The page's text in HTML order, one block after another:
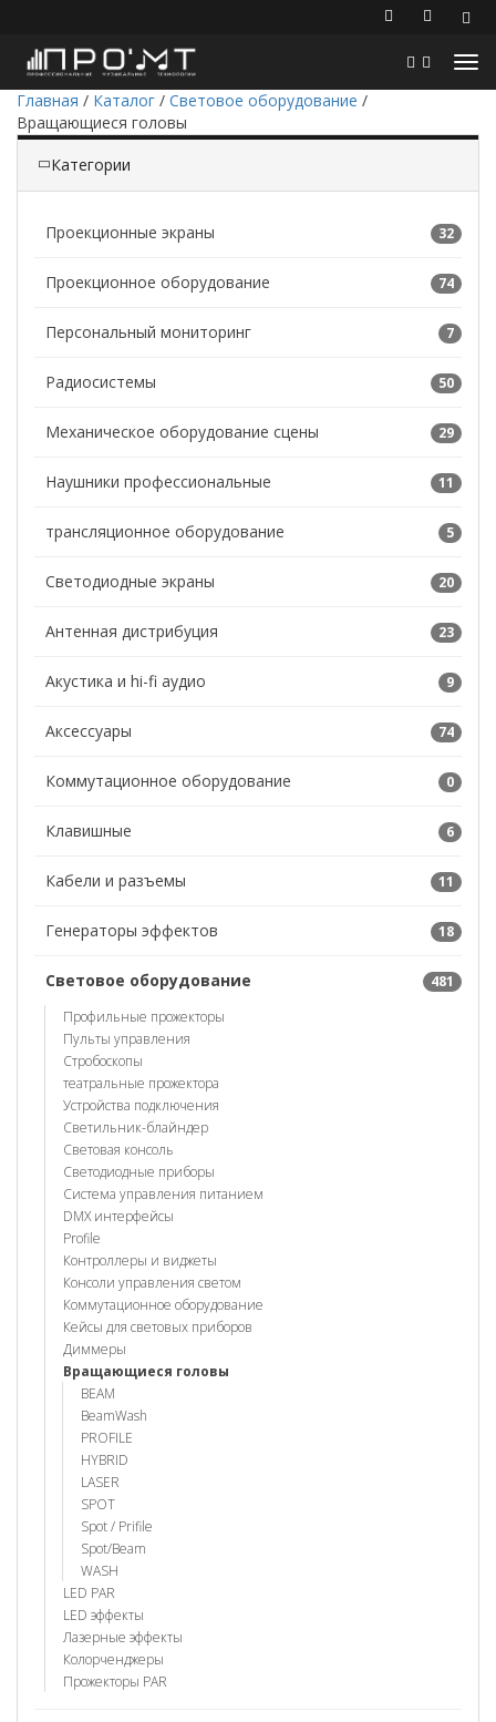
Главная / Каталог / Световое оборудование /
Вращающиеся головы
Категории
Проекционные экраны 32
Проекционное оборудование 74
Персональный мониторинг 7
Радиосистемы 50
Механическое оборудование сцены 29
Наушники профессиональные 11
трансляционное оборудование 5
Светодиодные экраны 20
Антенная дистрибуция 23
Акустика и hi-fi аудио 9
Аксессуары 74
Коммутационное оборудование 0
Клавишные 6
Кабели и разъемы 11
Генераторы эффектов 18
Световое оборудование
481
Профильные прожекторы
Пульты управления
Стробоскопы
театральные прожектора
Устройства подключения
Светильник-блайндер
Световая консоль
Светодиодные приборы
Система управления питанием
DMX интерфейсы
Profile
Контроллеры и виджеты
Консоли управления светом
Коммутационное оборудование
Кейсы для световых приборов
Диммеры
Вращающиеся головы
BEAM
BeamWash
PROFILE
HYBRID
LASER
SPOT
Spot / Prifile
Spot/Beam
WASH
LED PAR
LED эффекты
Лазерные эффекты
Колорченджеры
Прожекторы PAR